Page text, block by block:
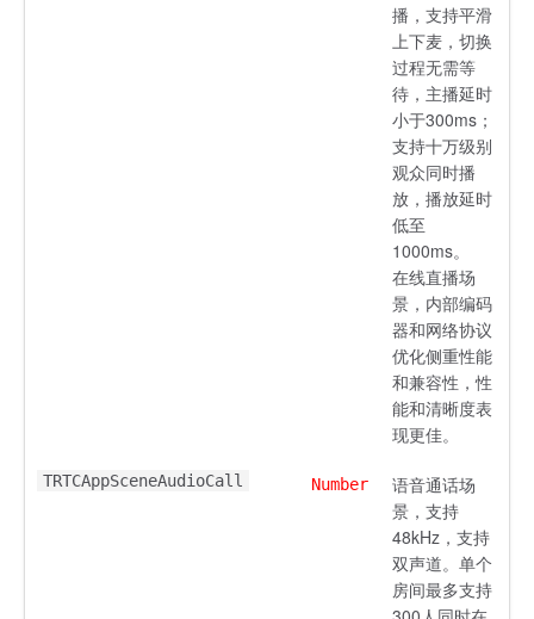
播，支持平滑
上下麦，切换
过程无需等
待，主播延时
小于300ms；
支持十万级别
观众同时播
放，播放延时
低至
1000ms。
在线直播场
景，内部编码
器和网络协议
优化侧重性能
和兼容性，性
能和清晰度表
现更佳。
TRTCAppSceneAudioCall Number
语音通话场
景，支持
48kHz，支持
双声道。单个
房间最多支持